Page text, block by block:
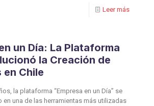
Leer más
un Día: La Plataforma
la Creación de
en Chile
la plataforma “Empresa en un Día” se
en una de las herramientas más utilizadas